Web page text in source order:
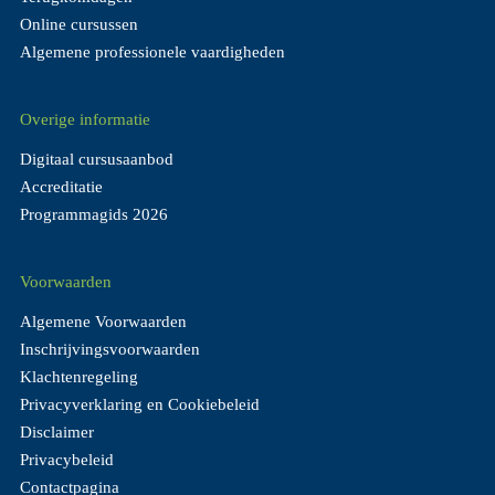
Online cursussen
Algemene professionele vaardigheden
Overige informatie
Digitaal cursusaanbod
Accreditatie
Programmagids 2026
Voorwaarden
Algemene Voorwaarden
Inschrijvingsvoorwaarden
Klachtenregeling
Privacyverklaring en Cookiebeleid
Disclaimer
Privacybeleid
Contactpagina